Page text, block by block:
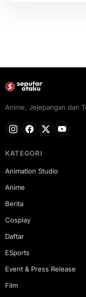
Anime, Jejepangan dan
KATEGORI
Animation Studio
Anime
Berita
Cosplay
Daftar
ESports
Event & Press Release
Film